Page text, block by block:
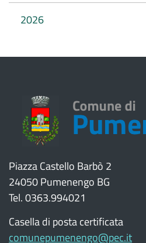
2026
Piazza Castello Barbò 2
24050 Pumenengo BG
Tel. 0363.994021
Casella di posta certificata
comunepumenengo@pec.it